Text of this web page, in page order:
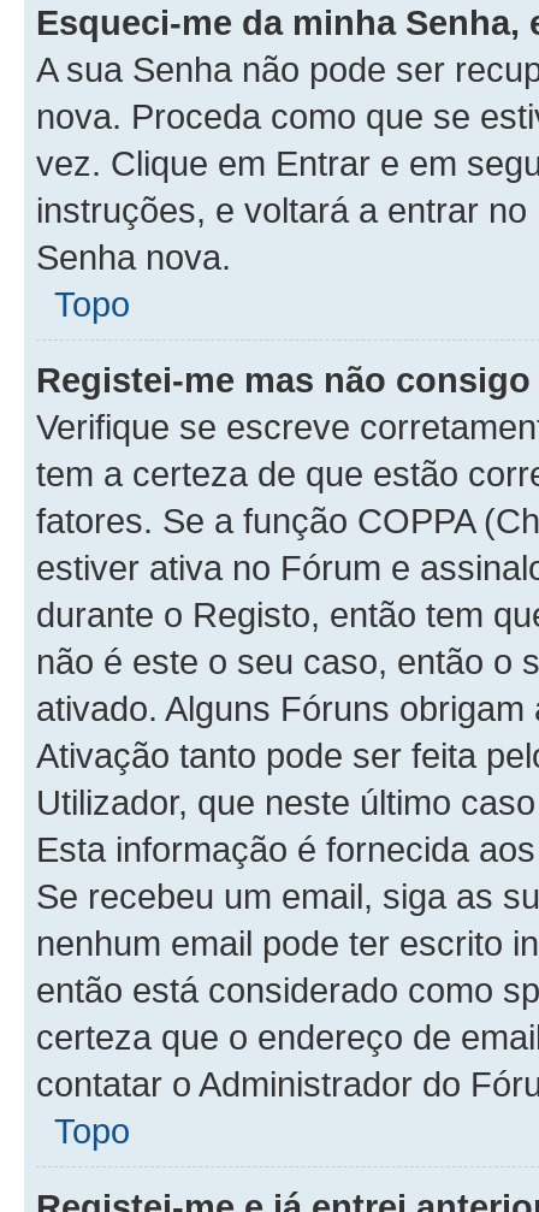
Esqueci-me da minha Senha,
A sua Senha não pode ser
nova. Proceda como que se
vez. Clique em Entrar e em
instruções, e voltará a entrar
Senha nova.
Topo
Registei-me mas não
Verifique se escreve
tem a certeza de que estão
fatores. Se a função COPPA
estiver ativa no Fórum e
durante o Registo, então tem
não é este o seu caso, então o
ativado. Alguns Fóruns
Ativação tanto pode ser feita
Utilizador, que neste último
Esta informação é fornecida
Se recebeu um email, siga as
nenhum email pode ter escrito
então está considerado como
certeza que o endereço de
contatar o Administrador do
Topo